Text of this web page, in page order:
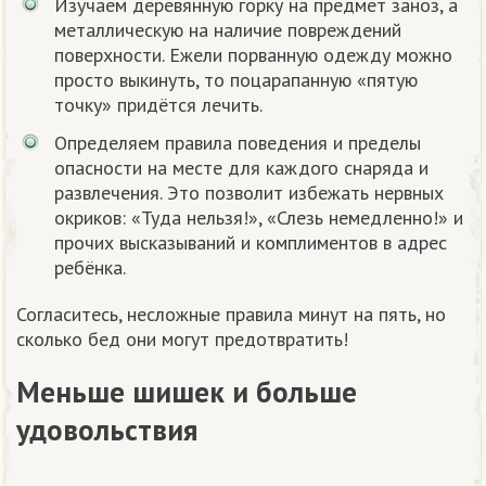
Изучаем деревянную горку на предмет заноз, а
металлическую на наличие повреждений
поверхности. Ежели порванную одежду можно
просто выкинуть, то поцарапанную «пятую
точку» придётся лечить.
Определяем правила поведения и пределы
опасности на месте для каждого снаряда и
развлечения. Это позволит избежать нервных
окриков: «Туда нельзя!», «Слезь немедленно!» и
прочих высказываний и комплиментов в адрес
ребёнка.
Согласитесь, несложные правила минут на пять, но
сколько бед они могут предотвратить!
Меньше шишек и больше
удовольствия